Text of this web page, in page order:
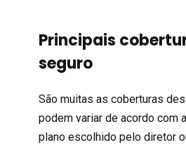
Principais
seguro
São muitas as coberturas
podem variar de acordo com
plano escolhido pelo diretor